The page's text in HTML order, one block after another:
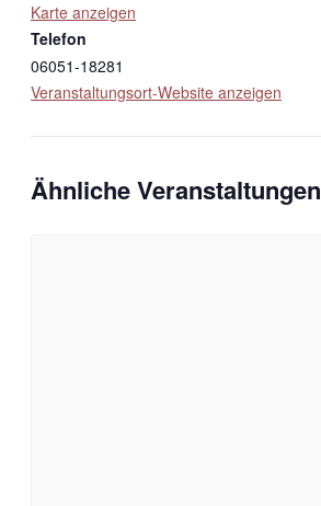
Karte anzeigen
Telefon
06051-18281
Veranstaltungsort-Website anzeigen
Ähnliche Veranstaltungen